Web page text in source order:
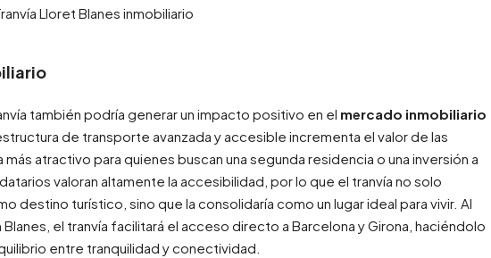
también podría generar un impacto positivo en el mercado inmobiliario
de transporte avanzada y accesible incrementa el valor de las
atractivo para quienes buscan una segunda residencia o una inversión a
valoran altamente la accesibilidad, por lo que el tranvía no solo
destino turístico, sino que la consolidaría como un lugar ideal para vivir. Al
el tranvía facilitará el acceso directo a Barcelona y Girona, haciéndolo
entre tranquilidad y conectividad.